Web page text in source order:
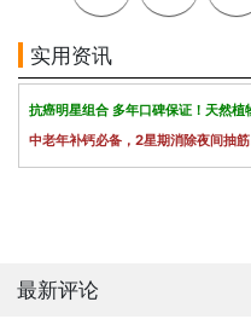
实用资讯
抗癌明星组合 多年口碑保证！天然植
中老年补钙必备，2星期消除夜间抽
最新评论